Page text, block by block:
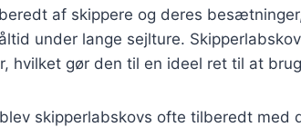
af skippere og deres
under lange sejlture.
hvilket gør den til en ideel ret til at
skipperlabskovs ofte tilberedt med